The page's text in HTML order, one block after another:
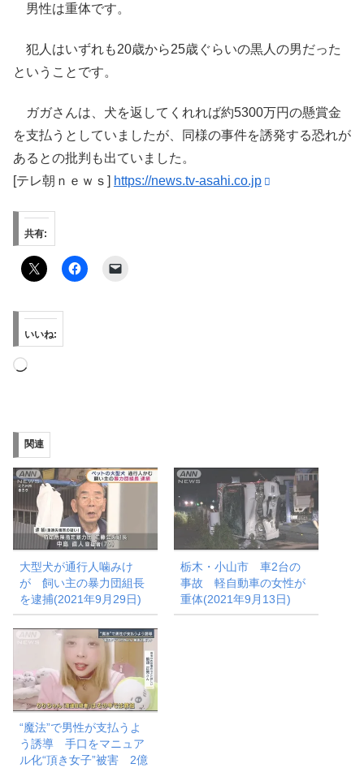
男性は重体です。
犯人はいずれも20歳から25歳ぐらいの黒人の男だった
ということです。
ガガさんは、犬を返してくれれば約5300万円の懸賞金
を支払うとしていましたが、同様の事件を誘発する恐れが
あるとの批判も出ていました。
[テレ朝ｎｅｗｓ] https://news.tv-asahi.co.jp
共有:
いいね:
読
み
中…
関連
大型犬が通行人噛みけ
が 飼い主の暴力団組長
を逮捕(2021年9月29日)
栃木・小山市 車2台の
事故 軽自動車の女性が
重体(2021年9月13日)
“魔法”で男性が支払うよ
う誘導 手口をマニュア
ル化“頂き女子”被害 2億